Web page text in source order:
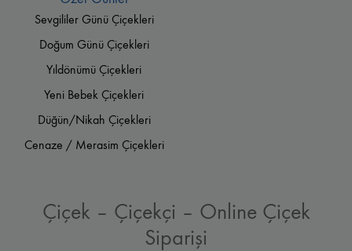
Sevgililer Günü Çiçekleri
Doğum Günü Çiçekleri
Yıldönümü Çiçekleri
Yeni Bebek Çiçekleri
Düğün/Nikah Çiçekleri
Cenaze / Merasim Çiçekleri
Çiçek – Çiçekçi – Online Çiçek
Siparişi